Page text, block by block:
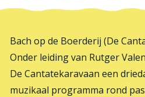
Bach op de Boerderij (De
Onder leiding van Rutger
De Cantatekaravaan een
muzikaal programma rond